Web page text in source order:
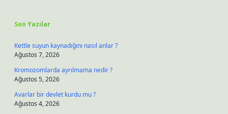
Son Yazılar
Kettle suyun kaynadığını nasıl anlar ?
Ağustos 7, 2026
Kromozomlarda ayrılmama nedir ?
Ağustos 5, 2026
Avarlar bir devlet kurdu mu ?
Ağustos 4, 2026